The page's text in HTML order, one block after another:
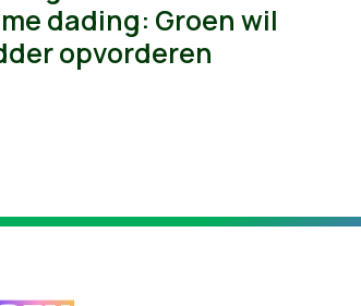
dading: Groen wil
opvorderen